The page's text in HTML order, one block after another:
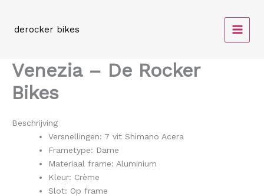
derocker bikes
Venezia – De Rocker
Bikes
Beschrijving
Versnellingen: 7 vit Shimano Acera
Frametype: Dame
Materiaal frame: Aluminium
Kleur: Crème
Slot: Op frame